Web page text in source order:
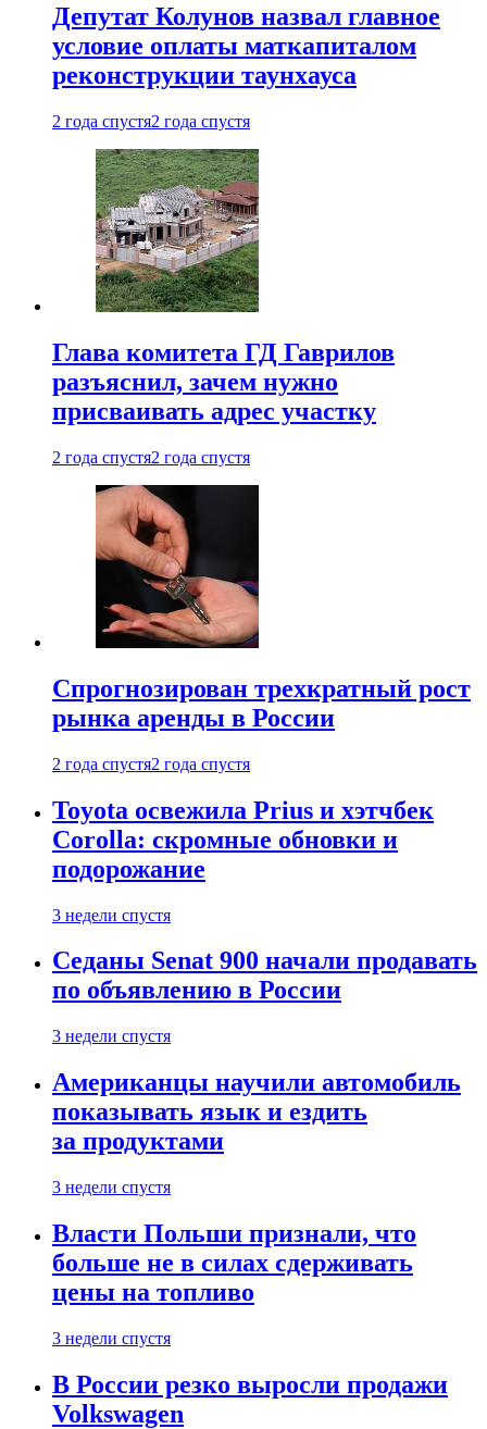
Депутат Колунов назвал главное
условие оплаты маткапиталом
реконструкции таунхауса
2 года спустя2 года спустя
Глава комитета ГД Гаврилов
разъяснил, зачем нужно
присваивать адрес участку
2 года спустя2 года спустя
Спрогнозирован трехкратный рост
рынка аренды в России
2 года спустя2 года спустя
Toyota освежила Prius и хэтчбек
Corolla: скромные обновки и
подорожание
3 недели спустя
Седаны Senat 900 начали продавать
по объявлению в России
3 недели спустя
Американцы научили автомобиль
показывать язык и ездить
за продуктами
3 недели спустя
Власти Польши признали, что
больше не в силах сдерживать
цены на топливо
3 недели спустя
В России резко выросли продажи
Volkswagen